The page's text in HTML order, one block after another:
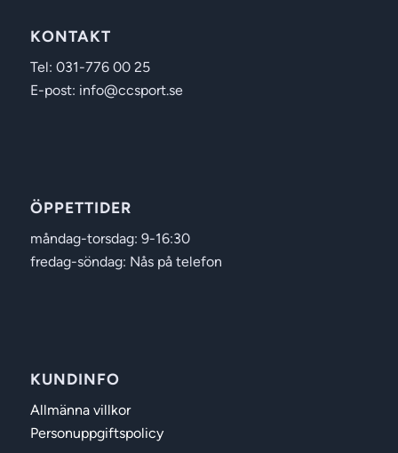
KONTAKT
Tel: 031-776 00 25
E-post: info@ccsport.se
ÖPPETTIDER
måndag-torsdag: 9-16:30
fredag-söndag: Nås på telefon
KUNDINFO
Allmänna villkor
Personuppgiftspolicy